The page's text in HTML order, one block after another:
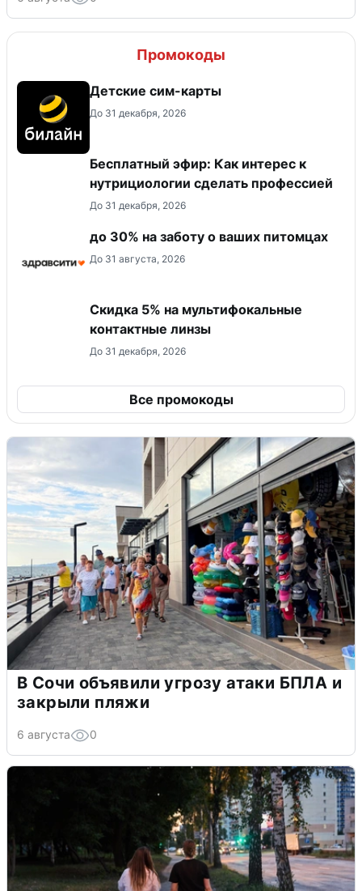
Промокоды
Детские сим-карты
До 31 декабря, 2026
Бесплатный эфир: Как интерес к
нутрициологии сделать профессией
До 31 декабря, 2026
до 30% на заботу о ваших питомцах
До 31 августа, 2026
Скидка 5% на мультифокальные
контактные линзы
До 31 декабря, 2026
Все промокоды
В Сочи объявили угрозу атаки БПЛА и
закрыли пляжи
6 августа 0